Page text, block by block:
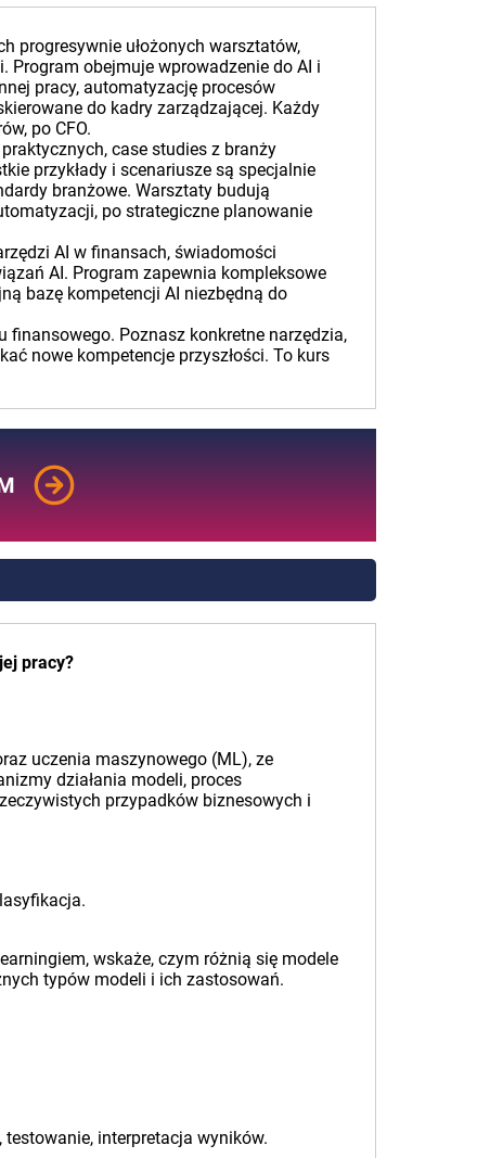
progresywnie ułożonych warsztatów,
obejmuje wprowadzenie do AI i
pracy, automatyzację procesów
do kadry zarządzającej. Każdy
po CFO.
case studies z branży
przykłady i scenariusze są specjalnie
branżowe. Warsztaty budują
po strategiczne planowanie
AI w finansach, świadomości
AI. Program zapewnia kompleksowe
bazę kompetencji AI niezbędną do
finansowego. Poznasz konkretne narzędzia,
nowe kompetencje przyszłości. To kurs
pracy?
uczenia maszynowego (ML), ze
działania modeli, proces
przypadków biznesowych i
wskaże, czym różnią się modele
typów modeli i ich zastosowań.
interpretacja wyników.